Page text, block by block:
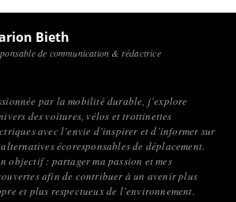
Bieth
de communication & rédactrice
par la mobilité durable, j’explore
des voitures, vélos et trottinettes
avec l’envie d’inspirer et d’informer sur
écoresponsables de déplacement.
objectif : partager ma passion et mes
afin de contribuer à un avenir plus
et plus respectueux de l’environnement.